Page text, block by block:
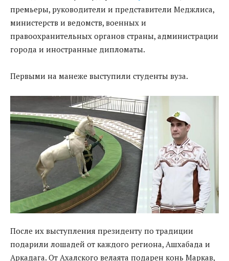
премьеры, руководители и представители Меджлиса,
министерств и ведомств, военных и
правоохранительных органов страны, администрации
города и иностранные дипломаты.
Первыми на манеже выступили студенты вуза.
После их выступления президенту по традиции
подарили лошадей от каждого региона, Ашхабада и
Аркадага. От Ахалского велаята подарен конь Маркав,